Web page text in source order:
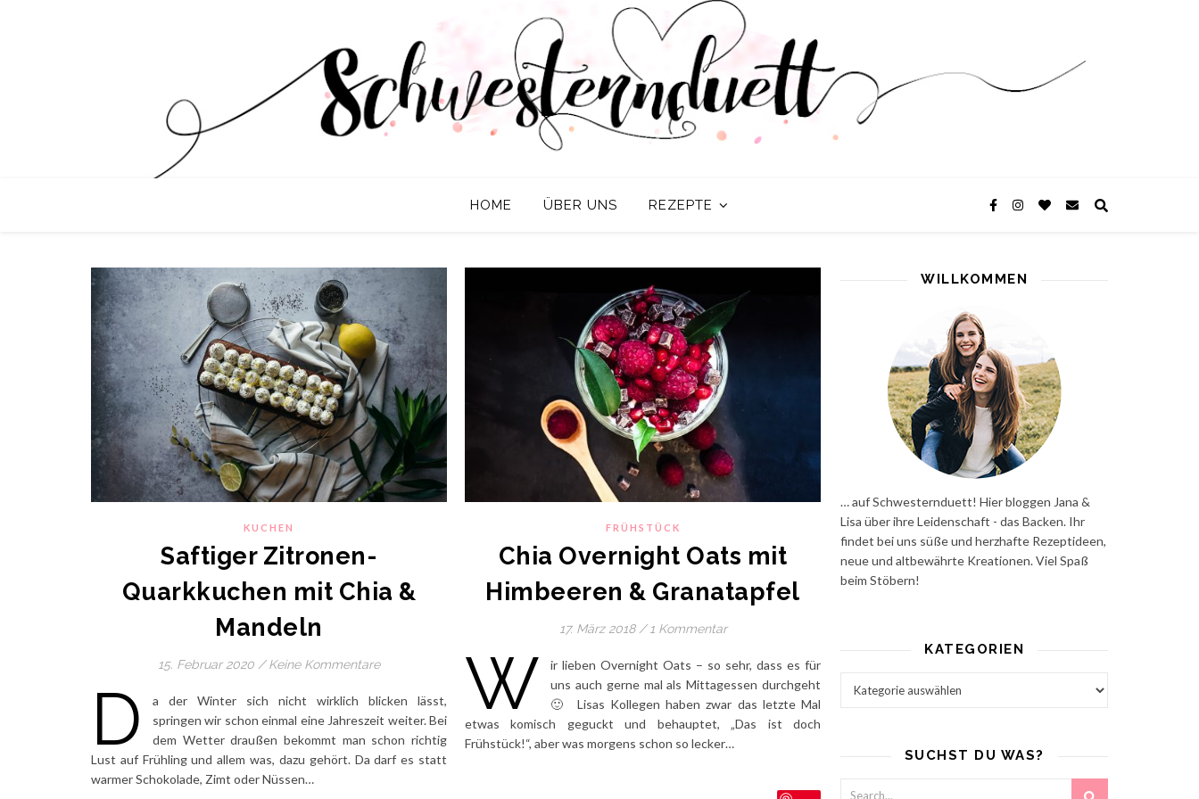
HOME ÜBER UNS REZEPTE
KUCHEN
Saftiger Zitronen-
Quarkkuchen mit Chia &
Mandeln
15. Februar 2020 / Keine Kommentare
D
a der Winter sich nicht wirklich blicken lässt,
springen wir schon einmal eine Jahreszeit weiter. Bei
dem Wetter draußen bekommt man schon richtig
Lust auf Frühling und allem was, dazu gehört. Da darf es statt
warmer Schokolade, Zimt oder Nüssen…
FRÜHSTÜCK
Chia Overnight Oats mit
Himbeeren & Granatapfel
17. März 2018 / 1 Kommentar
W
ir lieben Overnight Oats – so sehr, dass es für
uns auch gerne mal als Mittagessen durchgeht
🙂 Lisas Kollegen haben zwar das letzte Mal
etwas komisch geguckt und behauptet, „Das ist doch
Frühstück!“, aber was morgens schon so lecker…
WILLKOMMEN
… auf Schwesternduett! Hier bloggen Jana &
Lisa über ihre Leidenschaft - das Backen. Ihr
findet bei uns süße und herzhafte Rezeptideen,
neue und altbewährte Kreationen. Viel Spaß
beim Stöbern!
KATEGORIEN
SUCHST DU WAS?